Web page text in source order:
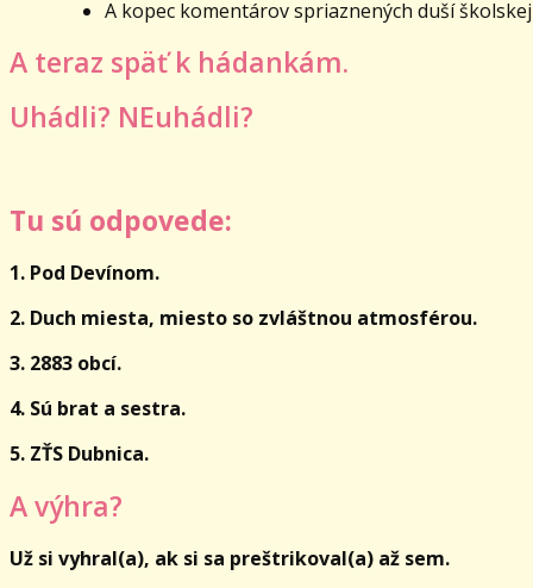
A kopec komentárov spriaznených duší
A teraz späť k hádankám.
Uhádli? NEuhádli?
Tu sú odpovede:
1. Pod Devínom.
2. Duch miesta, miesto so zvláštnou atmosférou.
3. 2883 obcí.
4. Sú brat a sestra.
5. ZŤS Dubnica.
A výhra?
Už si vyhral(a), ak si sa preštrikoval(a) až sem.